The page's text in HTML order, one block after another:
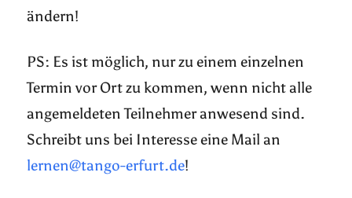
ändern!
PS: Es ist möglich, nur zu einem einzelnen
Termin vor Ort zu kommen, wenn nicht alle
angemeldeten Teilnehmer anwesend sind.
Schreibt uns bei Interesse eine Mail an
lernen@tango-erfurt.de!